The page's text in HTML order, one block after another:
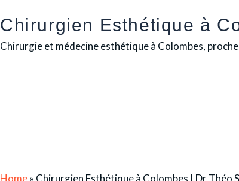
Chirurgien Esthétique à
Chirurgie et médecine esthétique à Colombes,